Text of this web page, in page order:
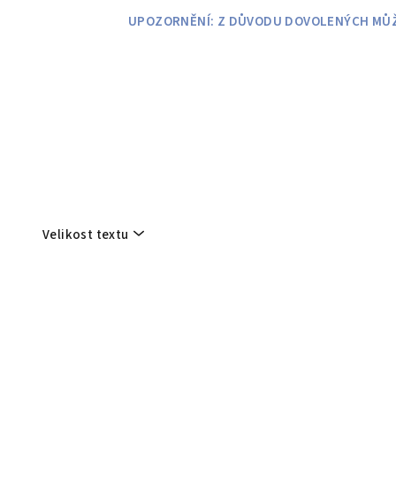
UPOZORNĚNÍ: Z DŮVODU DOVOLENÝCH
Velikost textu